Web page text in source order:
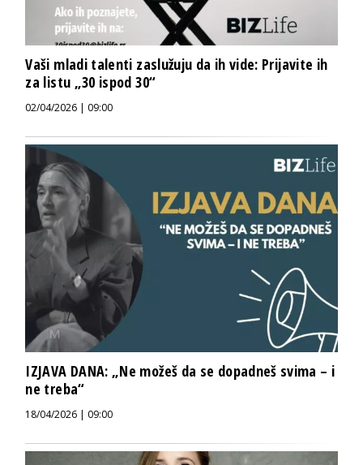
Vaši mladi talenti zaslužuju da ih vide: Prijavite ih
za listu „30 ispod 30“
02/04/2026 | 09:00
IZJAVA DANA: „Ne možeš da se dopadneš svima – i
ne treba“
18/04/2026 | 09:00